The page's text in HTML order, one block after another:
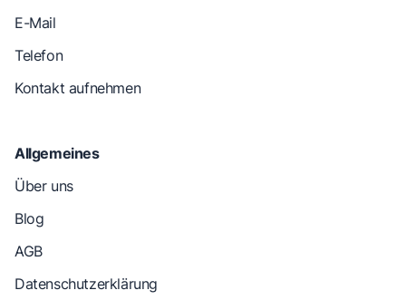
E-Mail
Telefon
Kontakt aufnehmen
Allgemeines
Über uns
Blog
AGB
Datenschutzerklärung